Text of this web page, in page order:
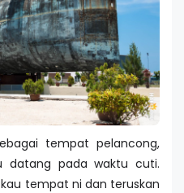
tempat pelancong,
datang pada waktu cuti.
tempat ni dan teruskan